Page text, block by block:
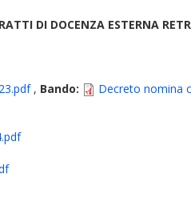
DI DOCENZA
, Bando: Decreto nomina